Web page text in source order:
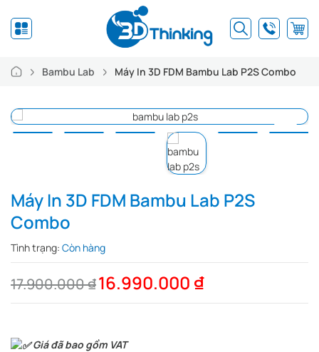
Bambu Lab Máy In 3D FDM Bambu Lab P2S Combo
Máy In 3D FDM Bambu Lab P2S
Combo
Tình trạng: Còn hàng
17.900.000₫16.990.000 ₫
Giá đã bao gồm VAT